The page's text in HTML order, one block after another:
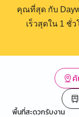
คุณที่สุด กับ
เร็วสุดใน 1 ชั่
พื้นที่สะดวกรับงาน